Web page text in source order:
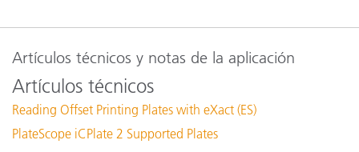
Artículos técnicos y notas de la aplicación
Artículos técnicos
Reading Offset Printing Plates with eXact (ES)
PlateScope iCPlate 2 Supported Plates